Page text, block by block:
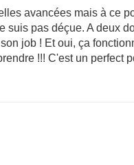
avancées mais à ce
suis pas déçue. A deux
job ! Et oui, ça
!!! C'est un perfect